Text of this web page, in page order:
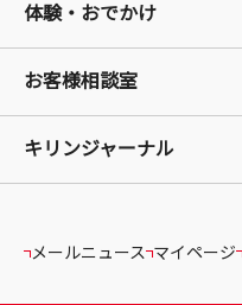
体験・おでかけ
お客様相談室
キリンジャーナル
メールニュース マイページ